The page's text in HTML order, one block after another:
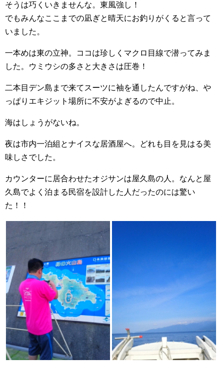
そうは巧くいきませんな。東風強し！
でもみんなここまでの凪ぎと晴天にお釣りがくると言って
いました。
一本めは東の立神。ココは珍しくマクロ目線で潜ってみま
した。ウミウシの多さと大きさは圧巻！
二本目デン島まで来てスーツに袖を通したんですがね、や
っぱりエキジット場所に不安がよぎるので中止。
海はしょうがないね。
夜は市内一泊組とナイスな居酒屋へ。どれも目を見はる美
味しさでした。
カウンターに居合わせたオジサンは屋久島の人。なんと屋
久島でよく泊まる民宿を設計した人だったのには驚い
た！！